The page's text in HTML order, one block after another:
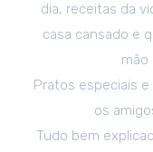
dia, receitas da
casa cansado e
mão
Pratos especiais
os
Tudo bem